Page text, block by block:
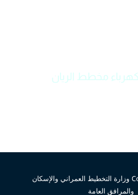
مخطط الريان
Copyright © 2026 وزارة التخطيط العمراني والإسكان
والمرافق العامة